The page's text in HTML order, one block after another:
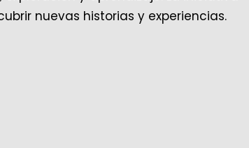
nuevas historias y experiencias.